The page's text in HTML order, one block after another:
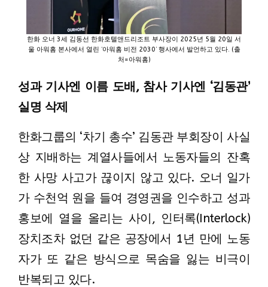
한화 오너 3세 김동선 한화호텔앤드리조트 부사장이 2025년 5월 20일 서
울 아워홈 본사에서 열린 ‘아워홈 비전 2030’ 행사에서 발언하고 있다. (출
처=아워홈)
성과 기사엔 이름 도배, 참사 기사엔 ‘김동관’
실명 삭제
한화그룹의 ‘차기 총수’ 김동관 부회장이 사실
상 지배하는 계열사들에서 노동자들의 잔혹
한 사망 사고가 끊이지 않고 있다. 오너 일가
가 수천억 원을 들여 경영권을 인수하고 성과
홍보에 열을 올리는 사이, 인터록(Interlock)
장치조차 없던 같은 공장에서 1년 만에 노동
자가 또 같은 방식으로 목숨을 잃는 비극이
반복되고 있다.